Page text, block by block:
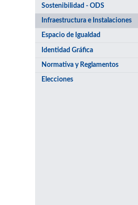
Sostenibilidad - ODS
Infraestructura e Instalaciones
Espacio de Igualdad
Identidad Gráfica
Normativa y Reglamentos
Elecciones